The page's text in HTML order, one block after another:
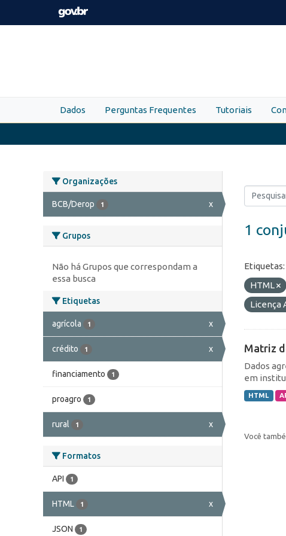
Skip to main content
Dados Perguntas Frequentes Tutoriais
Organizações
BCB/Derop 1 x
Grupos
Não há Grupos que correspondam a
essa busca
Etiquetas
agrícola 1 x
crédito 1 x
financiamento 1
proagro 1
rural 1 x
Formatos
API 1
HTML 1 x
JSON 1
1
Etiquetas:
HTML
Licença
Matriz
Dados
em
HTML
Você